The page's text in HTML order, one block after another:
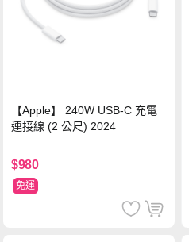
【Apple】 240W USB-C 充電
連接線 (2 公尺) 2024
$980
免運